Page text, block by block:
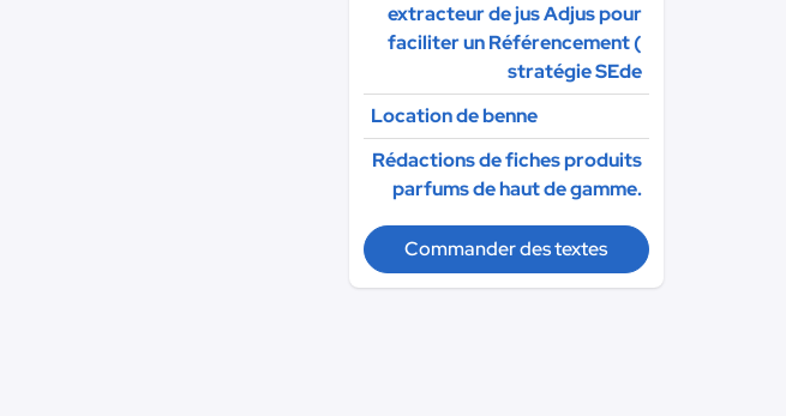
extracteur de jus Adjus pour
faciliter un Référencement (
stratégie SEde
Location de benne
Rédactions de fiches produits
parfums de haut de gamme.
Commander des textes